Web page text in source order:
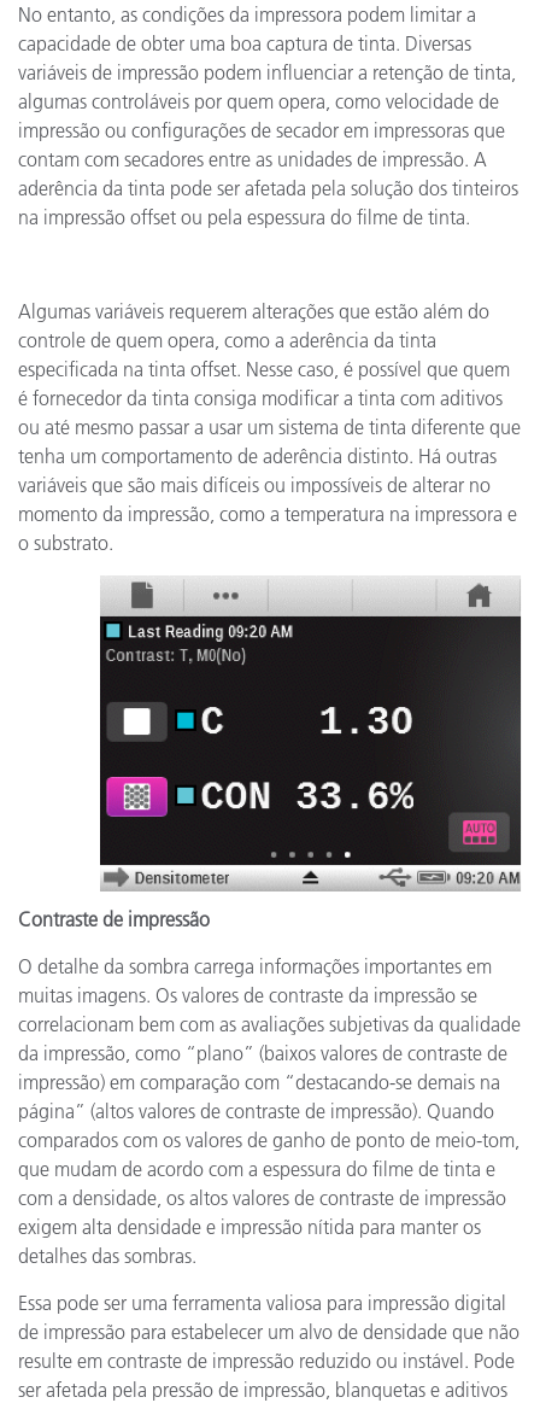
No entanto, as condições da impressora podem limitar a
capacidade de obter uma boa captura de tinta. Diversas
variáveis de impressão podem influenciar a retenção de tinta,
algumas controláveis por quem opera, como velocidade de
impressão ou configurações de secador em impressoras que
contam com secadores entre as unidades de impressão. A
aderência da tinta pode ser afetada pela solução dos tinteiros
na impressão offset ou pela espessura do filme de tinta.
Algumas variáveis requerem alterações que estão além do
controle de quem opera, como a aderência da tinta
especificada na tinta offset. Nesse caso, é possível que quem
é fornecedor da tinta consiga modificar a tinta com aditivos
ou até mesmo passar a usar um sistema de tinta diferente que
tenha um comportamento de aderência distinto. Há outras
variáveis que são mais difíceis ou impossíveis de alterar no
momento da impressão, como a temperatura na impressora e
o substrato.
Contraste de impressão
O detalhe da sombra carrega informações importantes em
muitas imagens. Os valores de contraste da impressão se
correlacionam bem com as avaliações subjetivas da qualidade
da impressão, como “plano” (baixos valores de contraste de
impressão) em comparação com “destacando-se demais na
página” (altos valores de contraste de impressão). Quando
comparados com os valores de ganho de ponto de meio-tom,
que mudam de acordo com a espessura do filme de tinta e
com a densidade, os altos valores de contraste de impressão
exigem alta densidade e impressão nítida para manter os
detalhes das sombras.
Essa pode ser uma ferramenta valiosa para impressão digital
de impressão para estabelecer um alvo de densidade que não
resulte em contraste de impressão reduzido ou instável. Pode
ser afetada pela pressão de impressão, blanquetas e aditivos